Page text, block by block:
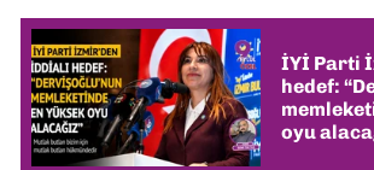
İYİ Parti
hedef:
oyu